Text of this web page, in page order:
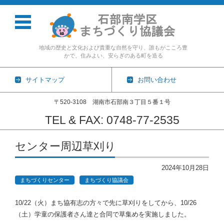
地域の歴史と文化および貴重な自然を守り、誰もがこころ豊
かで、住みよい、安らぎのある町を造る
サイトマップ お問い合わせ
〒520-3108 湖南市石部南３丁目５番１号
TEL & FAX: 0748-77-2535
コンテンツに移動
センター周辺草刈り
2024年10月28日
まちづくりセンター まちづくり協議会
10/22（火）まち協有志の方々で先に草刈りをしてから、10/26
（土）学童の保護者さん達と合同で草集めを実施しました。